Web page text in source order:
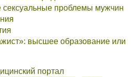
сексуальные проблемы мужчин
высшее образование или
портал